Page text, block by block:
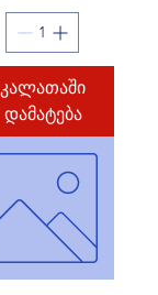
კალათაში
დამატება